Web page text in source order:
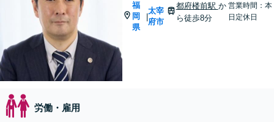
福
岡
県
|
太宰
府市
都府楼前駅 か
ら徒歩8分
営業時間：本
日定休日
労働・雇用